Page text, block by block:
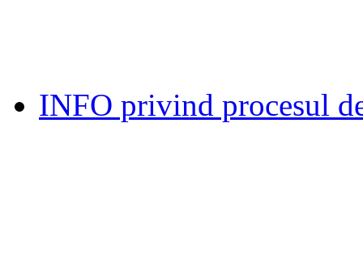
INFO privind procesul